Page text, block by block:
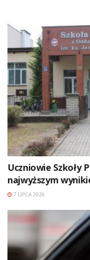
Uczniowie Szkoły
najwyższym
7 LIPCA 2026